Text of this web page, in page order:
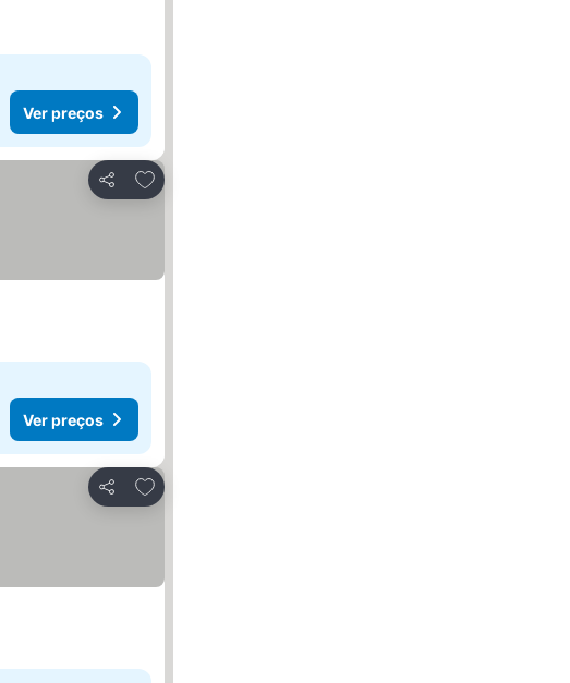
Ver preços
Partilhar
Adicionar aos favoritos
Ver preços
Partilhar
Adicionar aos favoritos